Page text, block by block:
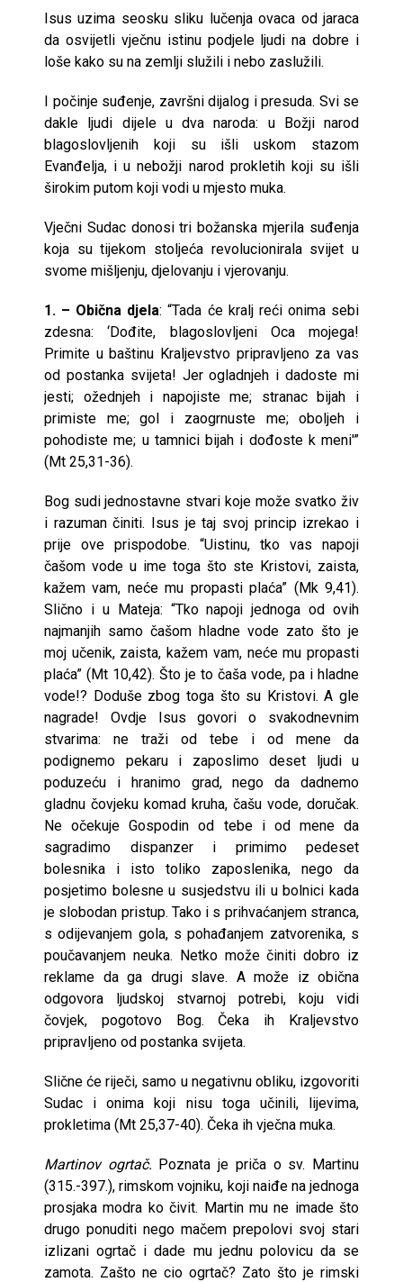
Isus uzima seosku sliku lučenja ovaca od jaraca
da osvijetli vječnu istinu podjele ljudi na dobre i
loše kako su na zemlji služili i nebo zaslužili.
I počinje suđenje, završni dijalog i presuda. Svi se
dakle ljudi dijele u dva naroda: u Božji narod
blagoslovljenih koji su išli uskom stazom
Evanđelja, i u nebožji narod prokletih koji su išli
širokim putom koji vodi u mjesto muka.
Vječni Sudac donosi tri božanska mjerila suđenja
koja su tijekom stoljeća revolucionirala svijet u
svome mišljenju, djelovanju i vjerovanju.
1. – Obična djela: “Tada će kralj reći onima sebi
zdesna: ‘Dođite, blagoslovljeni Oca mojega!
Primite u baštinu Kraljevstvo pripravljeno za vas
od postanka svijeta! Jer ogladnjeh i dadoste mi
jesti; ožednjeh i napojiste me; stranac bijah i
primiste me; gol i zaogrnuste me; oboljeh i
pohodiste me; u tamnici bijah i dođoste k meni'”
(Mt 25,31-36).
Bog sudi jednostavne stvari koje može svatko živ
i razuman činiti. Isus je taj svoj princip izrekao i
prije ove prispodobe. “Uistinu, tko vas napoji
čašom vode u ime toga što ste Kristovi, zaista,
kažem vam, neće mu propasti plaća” (Mk 9,41).
Slično i u Mateja: “Tko napoji jednoga od ovih
najmanjih samo čašom hladne vode zato što je
moj učenik, zaista, kažem vam, neće mu propasti
plaća” (Mt 10,42). Što je to čaša vode, pa i hladne
vode!? Doduše zbog toga što su Kristovi. A gle
nagrade! Ovdje Isus govori o svakodnevnim
stvarima: ne traži od tebe i od mene da
podignemo pekaru i zaposlimo deset ljudi u
poduzeću i hranimo grad, nego da dadnemo
gladnu čovjeku komad kruha, čašu vode, doručak.
Ne očekuje Gospodin od tebe i od mene da
sagradimo dispanzer i primimo pedeset
bolesnika i isto toliko zaposlenika, nego da
posjetimo bolesne u susjedstvu ili u bolnici kada
je slobodan pristup. Tako i s prihvaćanjem stranca,
s odijevanjem gola, s pohađanjem zatvorenika, s
poučavanjem neuka. Netko može činiti dobro iz
reklame da ga drugi slave. A može iz obična
odgovora ljudskoj stvarnoj potrebi, koju vidi
čovjek, pogotovo Bog. Čeka ih Kraljevstvo
pripravljeno od postanka svijeta.
Slične će riječi, samo u negativnu obliku, izgovoriti
Sudac i onima koji nisu toga učinili, lijevima,
prokletima (Mt 25,37-40). Čeka ih vječna muka.
Martinov ogrtač. Poznata je priča o sv. Martinu
(315.-397.), rimskom vojniku, koji naiđe na jednoga
prosjaka modra ko čivit. Martin mu ne imade što
drugo ponuditi nego mačem prepolovi svoj stari
izlizani ogrtač i dade mu jednu polovicu da se
zamota. Zašto ne cio ogrtač? Zato što je rimski